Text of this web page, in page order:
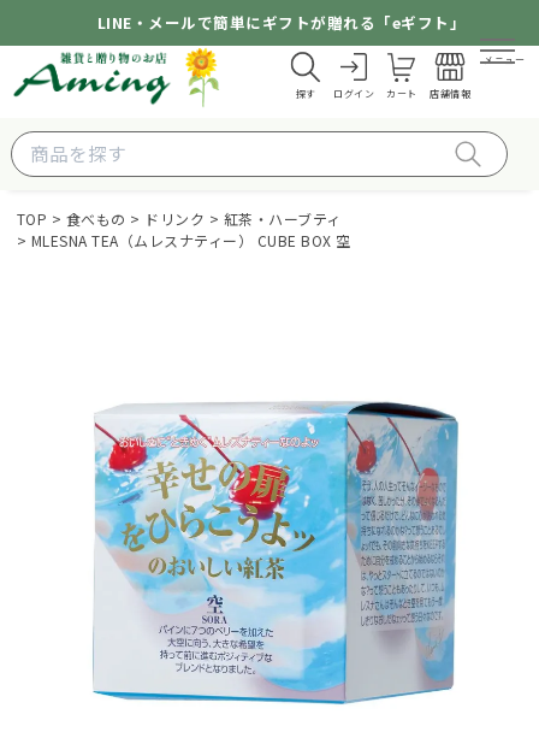
LINE・メールで簡単にギフトが贈れる「eギフト」
探す ログイン カート 店舗情報
メニュー
TOP 食べもの ドリンク
紅茶・ハーブティ
MLESNA TEA（ムレスナティー） CUBE BOX 空